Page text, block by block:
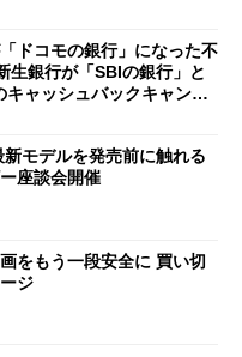
ドコモの銀行」になった不
銀行が「SBIの銀行」と
キャッシュバックキャンペ
モデルを発売前に触れる
座談会開催
をもう一段安全に 買い切
ジ